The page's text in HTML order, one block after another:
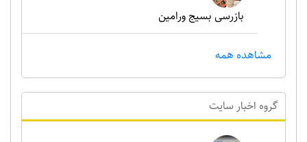
بازرسی بسیج ورامین
مشاهده همه
گروه اخبار سايت